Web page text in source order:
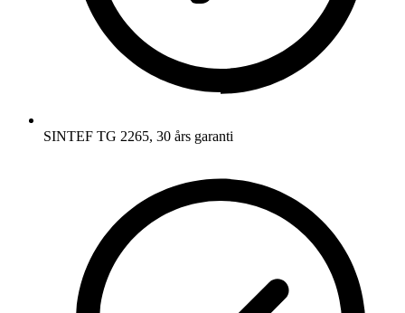
SINTEF TG 2265, 30 års garanti